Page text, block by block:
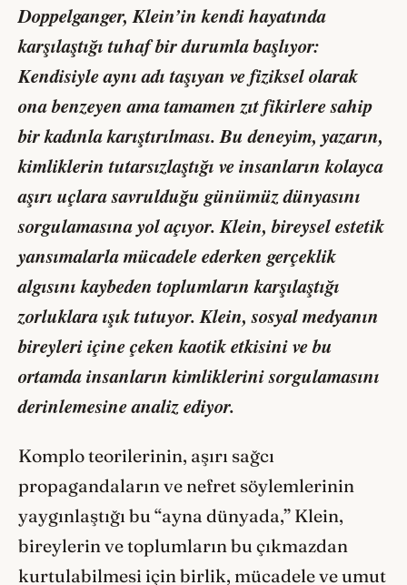
Doppelganger, Klein’in kendi hayatında
karşılaştığı tuhaf bir durumla başlıyor:
Kendisiyle aynı adı taşıyan ve fiziksel olarak
ona benzeyen ama tamamen zıt fikirlere sahip
bir kadınla karıştırılması. Bu deneyim, yazarın,
kimliklerin tutarsızlaştığı ve insanların kolayca
aşırı uçlara savrulduğu günümüz dünyasını
sorgulamasına yol açıyor. Klein, bireysel estetik
yansımalarla mücadele ederken gerçeklik
algısını kaybeden toplumların karşılaştığı
zorluklara ışık tutuyor. Klein, sosyal medyanın
bireyleri içine çeken kaotik etkisini ve bu
ortamda insanların kimliklerini sorgulamasını
derinlemesine analiz ediyor.
Komplo teorilerinin, aşırı sağcı
propagandaların ve nefret söylemlerinin
yaygınlaştığı bu “ayna dünyada,” Klein,
bireylerin ve toplumların bu çıkmazdan
kurtulabilmesi için birlik, mücadele ve umut